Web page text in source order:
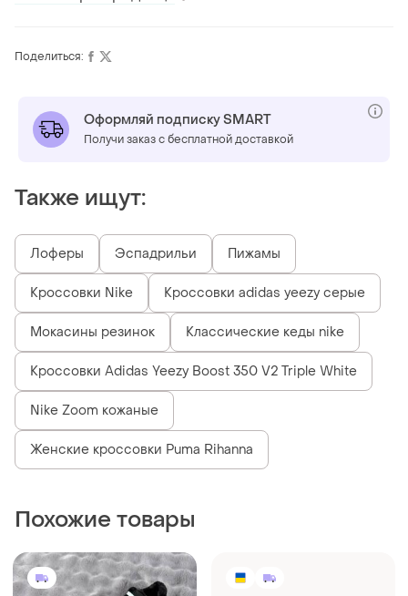
Поделиться:
Оформляй подписку SMART
Получи заказ с бесплатной доставкой
Также ищут:
Лоферы Эспадрильи Пижамы
Кроссовки Nike Кроссовки adidas yeezy серые
Мокасины резинок Классические кеды nike
Кроссовки Adidas Yeezy Boost 350 V2 Triple White
Nike Zoom кожаные
Женские кроссовки Puma Rihanna
Похожие товары